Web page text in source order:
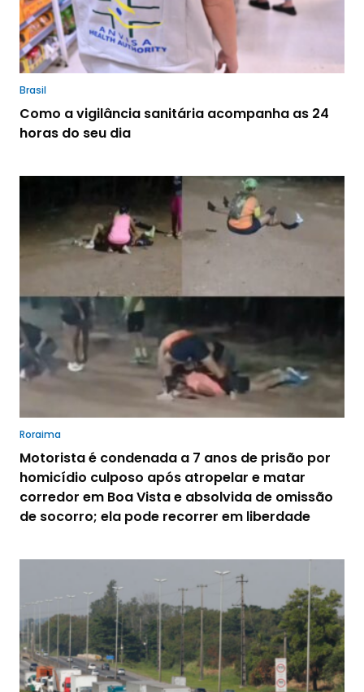
Brasil
Como a vigilância sanitária acompanha as 24
horas do seu dia
Roraima
Motorista é condenada a 7 anos de prisão por
homicídio culposo após atropelar e matar
corredor em Boa Vista e absolvida de omissão
de socorro; ela pode recorrer em liberdade